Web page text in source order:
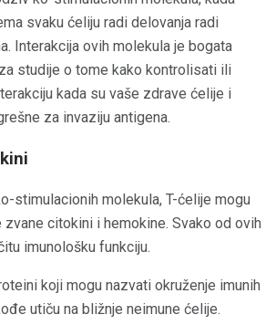
svaku ćeliju radi delovanja radi
Interakcija ovih molekula je bogata
studije o tome kako kontrolisati ili
kada su vaše zdrave ćelije i
za invaziju antigena.
stimulacionih molekula, T-ćelije mogu
citokini i hemokine. Svako od ovih
imunološku funkciju.
koji mogu nazvati okruženje imunih
utiču na bližnje neimune ćelije.